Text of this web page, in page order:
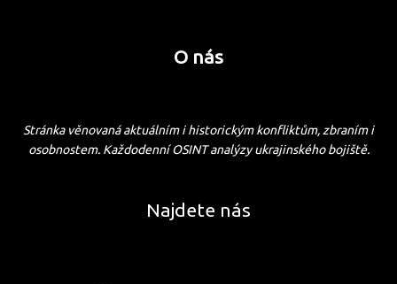
O nás
Stránka věnovaná aktuálním i historickým konfliktům, zbraním i
osobnostem. Každodenní OSINT analýzy ukrajinského bojiště.
Najdete nás